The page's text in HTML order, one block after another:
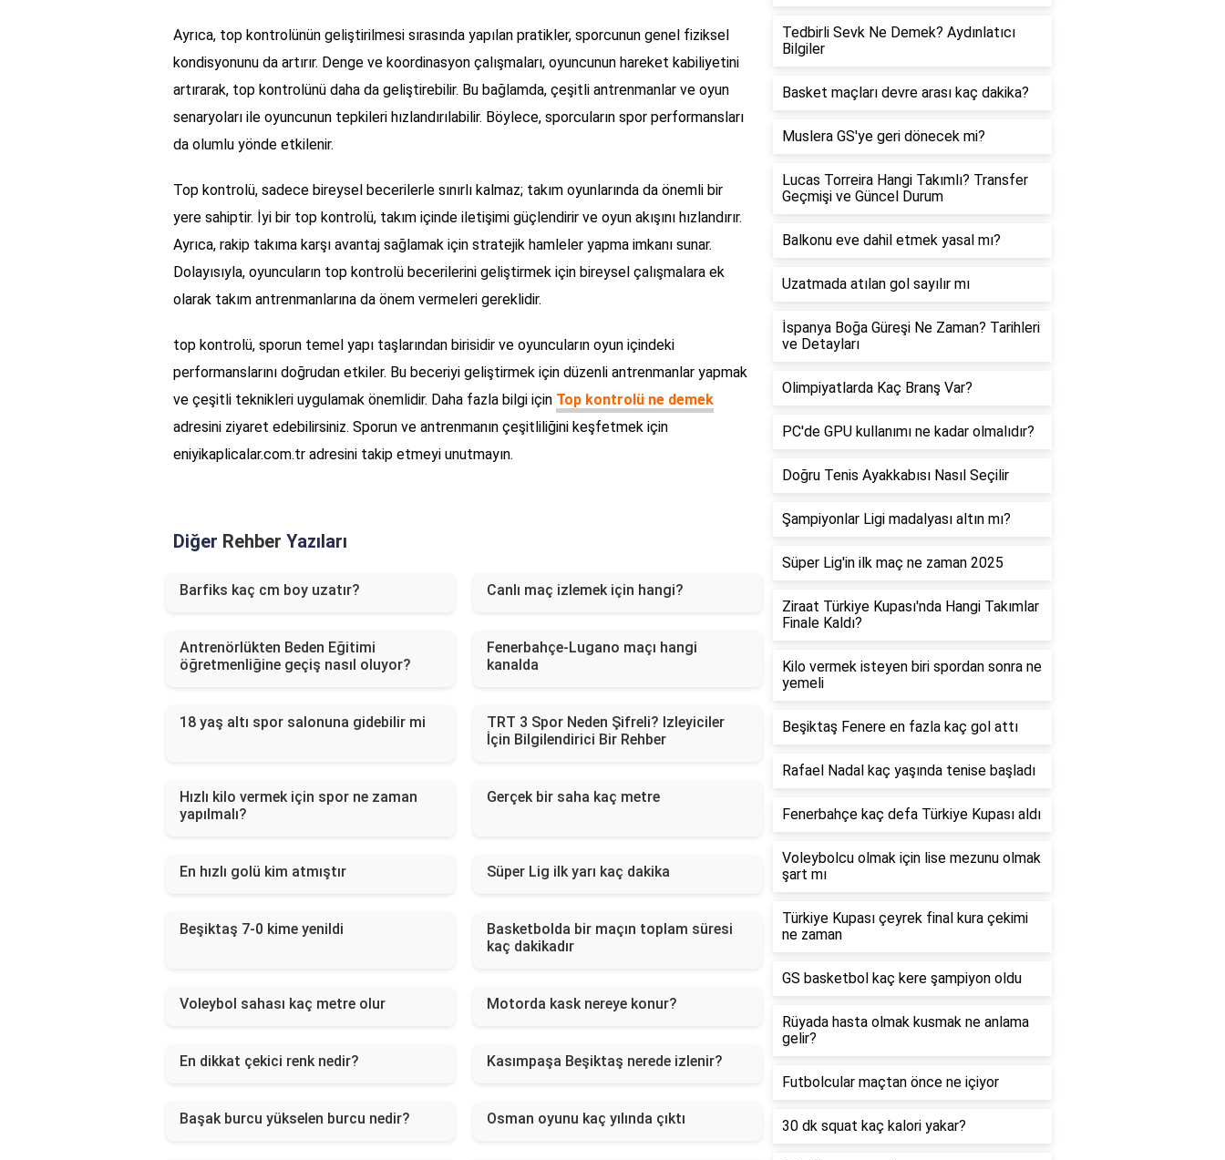
Ayrıca, top kontrolünün geliştirilmesi sırasında yapılan pratikler, sporcunun genel fiziksel
kondisyonunu da artırır. Denge ve koordinasyon çalışmaları, oyuncunun hareket kabiliyetini
artırarak, top kontrolünü daha da geliştirebilir. Bu bağlamda, çeşitli antrenmanlar ve oyun
senaryoları ile oyuncunun tepkileri hızlandırılabilir. Böylece, sporcuların spor performansları
da olumlu yönde etkilenir.
Top kontrolü, sadece bireysel becerilerle sınırlı kalmaz; takım oyunlarında da önemli bir
yere sahiptir. İyi bir top kontrolü, takım içinde iletişimi güçlendirir ve oyun akışını hızlandırır.
Ayrıca, rakip takıma karşı avantaj sağlamak için stratejik hamleler yapma imkanı sunar.
Dolayısıyla, oyuncuların top kontrolü becerilerini geliştirmek için bireysel çalışmalara ek
olarak takım antrenmanlarına da önem vermeleri gereklidir.
top kontrolü, sporun temel yapı taşlarından birisidir ve oyuncuların oyun içindeki
performanslarını doğrudan etkiler. Bu beceriyi geliştirmek için düzenli antrenmanlar yapmak
ve çeşitli teknikleri uygulamak önemlidir. Daha fazla bilgi için Top kontrolü ne demek
adresini ziyaret edebilirsiniz. Sporun ve antrenmanın çeşitliliğini keşfetmek için
eniyikaplicalar.com.tr adresini takip etmeyi unutmayın.
Diğer Rehber Yazıları
Barfiks kaç cm boy uzatır? Canlı maç izlemek için hangi?
Antrenörlükten Beden Eğitimi
öğretmenliğine geçiş nasıl oluyor?
Fenerbahçe-Lugano maçı hangi
kanalda
18 yaş altı spor salonuna gidebilir mi
TRT 3 Spor Neden Şifreli? Izleyiciler
İçin Bilgilendirici Bir Rehber
Hızlı kilo vermek için spor ne zaman
yapılmalı?
Gerçek bir saha kaç metre
En hızlı golü kim atmıştır Süper Lig ilk yarı kaç dakika
Beşiktaş 7-0 kime yenildi
Basketbolda bir maçın toplam süresi
kaç dakikadır
Voleybol sahası kaç metre olur Motorda kask nereye konur?
En dikkat çekici renk nedir? Kasımpaşa Beşiktaş nerede izlenir?
Başak burcu yükselen burcu nedir? Osman oyunu kaç yılında çıktı
Tedbirli Sevk Ne Demek? Aydınlatıcı
Bilgiler
Basket maçları devre arası kaç dakika?
Muslera GS'ye geri dönecek mi?
Lucas Torreira Hangi Takımlı? Transfer
Geçmişi ve Güncel Durum
Balkonu eve dahil etmek yasal mı?
Uzatmada atılan gol sayılır mı
İspanya Boğa Güreşi Ne Zaman? Tarihleri
ve Detayları
Olimpiyatlarda Kaç Branş Var?
PC'de GPU kullanımı ne kadar olmalıdır?
Doğru Tenis Ayakkabısı Nasıl Seçilir
Şampiyonlar Ligi madalyası altın mı?
Süper Lig'in ilk maç ne zaman 2025
Ziraat Türkiye Kupası'nda Hangi Takımlar
Finale Kaldı?
Kilo vermek isteyen biri spordan sonra ne
yemeli
Beşiktaş Fenere en fazla kaç gol attı
Rafael Nadal kaç yaşında tenise başladı
Fenerbahçe kaç defa Türkiye Kupası aldı
Voleybolcu olmak için lise mezunu olmak
şart mı
Türkiye Kupası çeyrek final kura çekimi
ne zaman
GS basketbol kaç kere şampiyon oldu
Rüyada hasta olmak kusmak ne anlama
gelir?
Futbolcular maçtan önce ne içiyor
30 dk squat kaç kalori yakar?